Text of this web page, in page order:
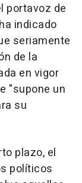
portavoz de
indicado
seriamente
de la
en vigor
"supone un
su
plazo, el
políticos